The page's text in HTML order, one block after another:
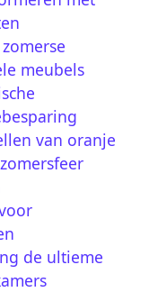
meubels
van oranje
de ultieme